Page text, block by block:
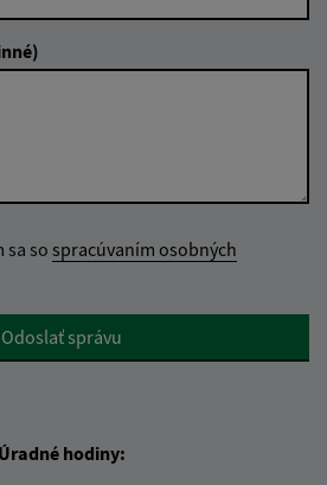
sa so spracúvaním osobných
Odoslať správu
Úradné hodiny: